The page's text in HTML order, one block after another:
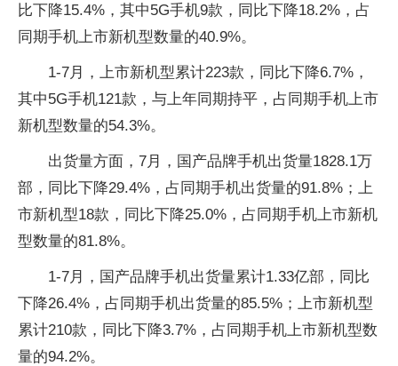
比下降15.4%，其中5G手机9款，同比下降18.2%，占
同期手机上市新机型数量的40.9%。
1-7月，上市新机型累计223款，同比下降6.7%，
其中5G手机121款，与上年同期持平，占同期手机上市
新机型数量的54.3%。
出货量方面，7月，国产品牌手机出货量1828.1万
部，同比下降29.4%，占同期手机出货量的91.8%；上
市新机型18款，同比下降25.0%，占同期手机上市新机
型数量的81.8%。
1-7月，国产品牌手机出货量累计1.33亿部，同比
下降26.4%，占同期手机出货量的85.5%；上市新机型
累计210款，同比下降3.7%，占同期手机上市新机型数
量的94.2%。